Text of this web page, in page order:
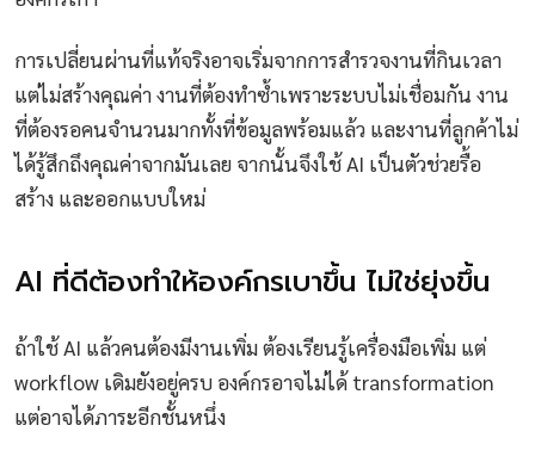
การเปลี่ยนผ่านที่แท้จริงอาจเริ่มจากการสำรวจงานที่กินเวลา
แต่ไม่สร้างคุณค่า งานที่ต้องทำซ้ำเพราะระบบไม่เชื่อมกัน งาน
ที่ต้องรอคนจำนวนมากทั้งที่ข้อมูลพร้อมแล้ว และงานที่ลูกค้าไม่
ได้รู้สึกถึงคุณค่าจากมันเลย จากนั้นจึงใช้ AI เป็นตัวช่วยรื้อ
สร้าง และออกแบบใหม่
AI ที่ดีต้องทำให้องค์กรเบาขึ้น ไม่ใช่ยุ่งขึ้น
ถ้าใช้ AI แล้วคนต้องมีงานเพิ่ม ต้องเรียนรู้เครื่องมือเพิ่ม แต่
workflow เดิมยังอยู่ครบ องค์กรอาจไม่ได้ transformation
แต่อาจได้ภาระอีกชั้นหนึ่ง